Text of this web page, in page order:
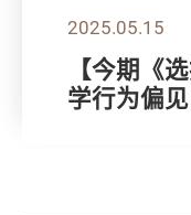
2025.05.15
【今期《
学行为偏